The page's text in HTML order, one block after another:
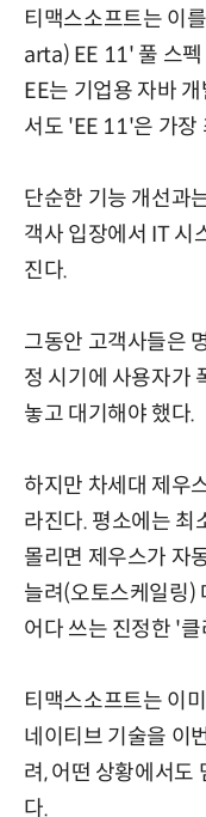
티맥스소프트는 이
arta) EE 11' 풀 스
EE는 기업용 자바
서도 'EE 11'은 가장
단순한 기능 개선과
객사 입장에서 IT 시
진다.
그동안 고객사들은
정 시기에 사용자가
놓고 대기해야 했다.
하지만 차세대 제우
라진다. 평소에는 최
몰리면 제우스가 자
늘려(오토스케일링)
어다 쓰는 진정한 '
티맥스소프트는 이
네이티브 기술을 이
려, 어떤 상황에서도
다.